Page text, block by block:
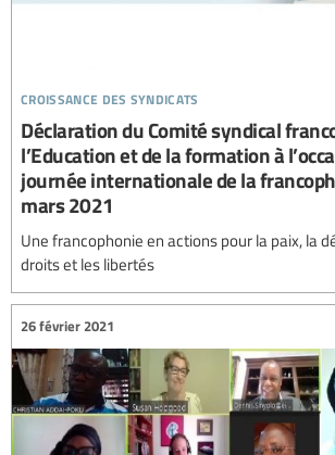
croissance des syndicats
Déclaration du Comité syndical
l’Education et de la formation à
journée internationale de la
mars 2021
Une francophonie en actions pour la paix, la
droits et les libertés
26 février 2021